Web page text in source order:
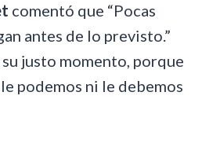
comentó que “Pocas
antes de lo previsto.”
su justo momento, porque
podemos ni le debemos